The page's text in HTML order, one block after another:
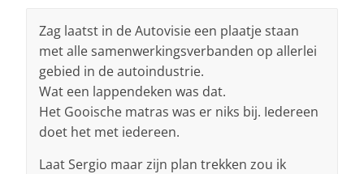
Zag laatst in de Autovisie een plaatje staan
met alle samenwerkingsverbanden op allerlei
gebied in de autoindustrie.
Wat een lappendeken was dat.
Het Gooische matras was er niks bij. Iedereen
doet het met iedereen.
Laat Sergio maar zijn plan trekken zou ik